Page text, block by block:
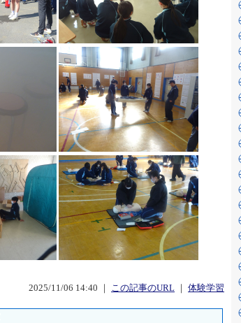
2025/11/06 14:40 ｜ この記事のURL 体験学習